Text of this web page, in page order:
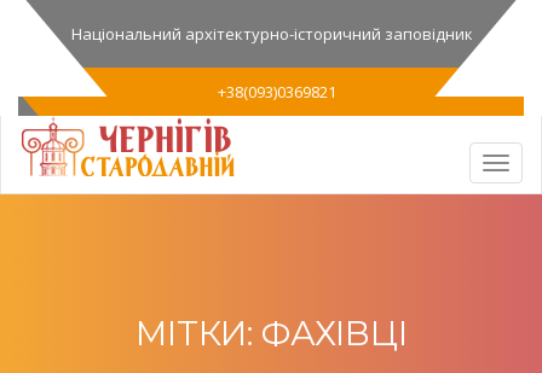
Національний архітектурно-історичний заповідник
+38(093)0369821
МІТКИ: ФАХІВЦІ